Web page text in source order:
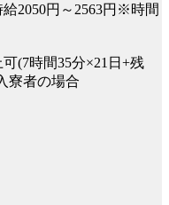
2050円～2563円※時間
(7時間35分×21日+残
者の場合